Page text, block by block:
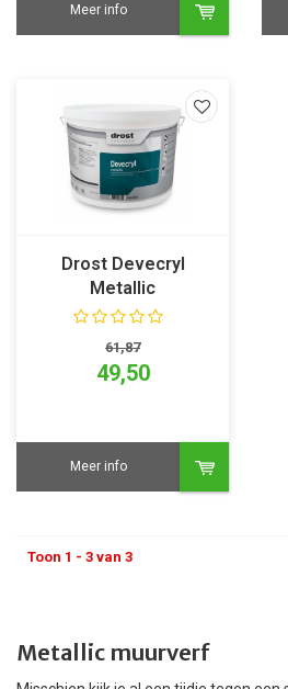
Meer info
Drost Devecryl
Metallic
61,87
49,50
Meer info
Toon 1 - 3 van 3
Metallic muurverf